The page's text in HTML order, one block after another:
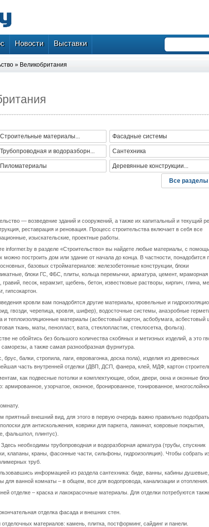
Новости Выставки
» Великобритания
Строительные материалы... Фасадные системы
Трубопроводная и водоразборн... Сантехника
Пиломатериалы Деревянные конструкции...
Все разделы
— возведение зданий и сооружений, а также их капитальный и текущий
реставрация и реновация. Процесс строительства включает в себя все
изыскательские, проектные работы.
informer.by в разделе «Строительство» вы найдете любые материалы, с
можно построить дом или здание от начала до конца. В частности, понадобится
базовых стройматериалов: железобетонные конструкции, блоки
блоки ГС, ФБС, плиты, кольца перемычки, арматура, цемент, мраморная
гравий, песок, керамзит, щебень, бетон, известковые растворы, кирпич, глина,
гипсокартон.
кровли вам понадобятся другие материалы, кровельные и
гвозди, черепица, кровля, шифер), водосточные системы, анаэробные
и теплоизоляционные материалы (асбестовый картон, асбобумага, асбестовый
ткань, маты, пенопласт, вата, стеклопластик, стеклосетка, фольга).
не обойтись без большого количества скобяных и метизных изделий, а это
а также самая разнообразная фурнитура.
балки, стропила, лаги, евровагонка, доска пола), изделия из древесных
часть внутренней отделки (ДВП, ДСП, фанера, клей, МДФ, картон
как подвесные потолки и комплектующие, обои, двери, окна и оконные
армированное, узорчатое, оконное, бронированное, тонированное,
внешний вид, для этого в первую очередь важно правильно
для антискольжения, коврики для паркета, ламинат, ковровые покрытия,
фальшпол, плинтус).
необходимы трубопроводная и водоразборная арматура (трубы, спускник
клапаны, краны, фасонные части, сильфоны, гидроизоляция). Чтобы собрать
труб.
информацией из раздела сантехника: биде, ванны, кабины
ванной комнаты – в общем, все для водопровода, канализации и отопления.
отделке – краска и лакокрасочные материалы. Для отделки потребуются также
отделка фасада и внешних стен.
материалов: камень, плитка, постформинг, сайдинг и панели.